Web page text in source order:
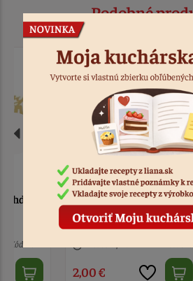
Podobné
Zápich - Happy Birthday
zlatý akryl
2,00 € 2,50